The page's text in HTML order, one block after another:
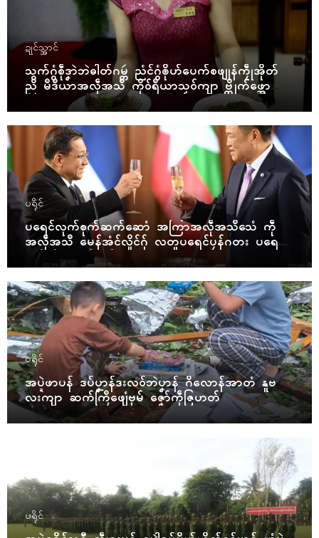
ဍုၚ်သ္အာၚ်
သွက်ဂွံစဵုဒၞာဲဘဲဓါတ်ဂမ္တဴ ညံၚ်ဂွံၜိုဟ်ပေက်စဖျုန်ကၠဵုအိုတ်
ညိ မဳဒဳယာအလဵုအသဳ ကိုဝ်ရဳယာသၟဝ်ကျာ ဗ္တိုက်ဖ္အော
ပရိုၚ်
ပရေၚ်လုက်စုက်ဆက်ဆောံ အကြာအလဵုအသဳသေံ ကဵု
အလဵုအသဳ မေန်အံၚ်လှိုၚ်ဂှ် လတူပရေၚ်ပၠန်ဂတး ပရေၚ်ဇီု
ကပိုက် နွံကၠုၚ်မာန်ဟာ
ပရိုၚ်
အပ္ဍဲဖာပန် ဒပ်ပၞာန်ဒးလဝ်ဘဲပၞာန် ဂိလောန်အာတံ နူဗ
လးကျာ ဆက်ကြဳဖျေံဗုမ် ဇၞော်ကဵုဇြဟတ်
ပရိုၚ်